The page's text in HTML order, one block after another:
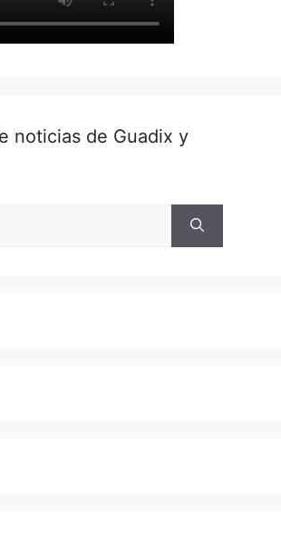
noticias de Guadix y